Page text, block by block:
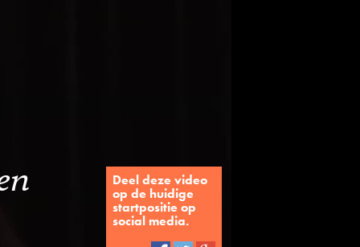
Deel deze video
op de huidige
startpositie op
social media.